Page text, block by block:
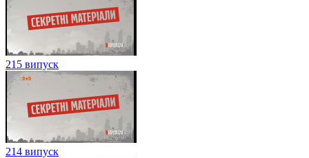
215 випуск
214 випуск